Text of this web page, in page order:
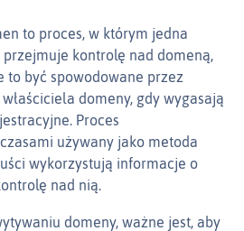
to proces, w którym jedna
kontrolę nad domeną,
to być spowodowane przez
domeny, gdy wygasają
Proces
używany jako metoda
wykorzystują informacje o
nad nią.
domeny, ważne jest, aby